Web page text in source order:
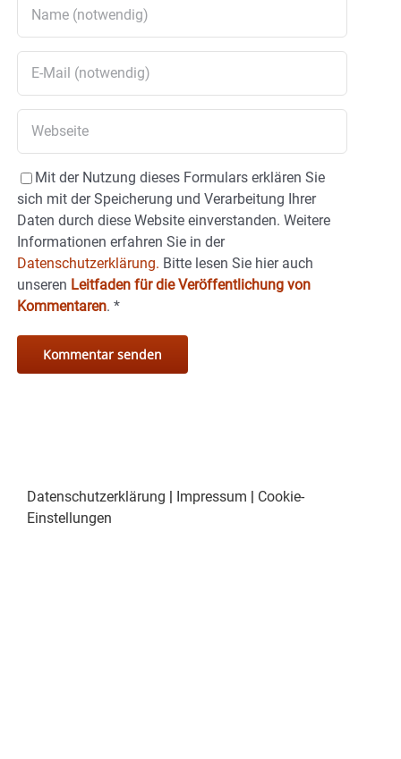
Mit der Nutzung dieses Formulars erklären Sie
sich mit der Speicherung und Verarbeitung Ihrer
Daten durch diese Website einverstanden. Weitere
Informationen erfahren Sie in der
Datenschutzerklärung. Bitte lesen Sie hier auch
unseren Leitfaden für die Veröffentlichung von
Kommentaren. *
Datenschutzerklärung | Impressum | Cookie-
Einstellungen